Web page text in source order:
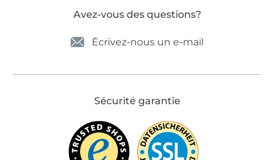
Avez-vous des questions?
Écrivez-nous un e-mail
Sécurité garantie